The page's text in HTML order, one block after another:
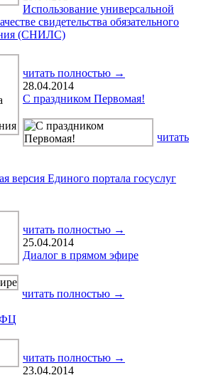
Использование универсальной
свидетельства обязательного
(СНИЛС)
читать полностью →
28.04.2014
С праздником Первомая!
читать
версия Единого портала госуслуг
читать полностью →
25.04.2014
Диалог в прямом эфире
читать полностью →
читать полностью →
23.04.2014